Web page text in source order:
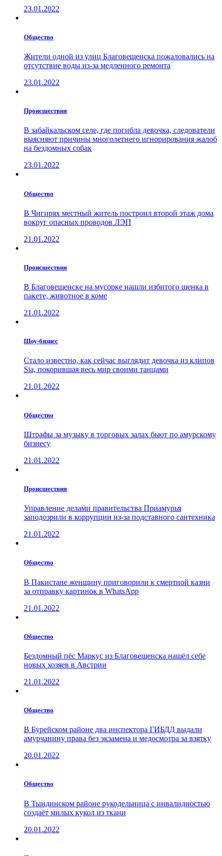
23.01.2022
Общество
Жители одной из улиц Благовещенска пожаловались на
отсутствие воды из-за медленного ремонта
23.01.2022
Проиcшествия
В забайкальском селе, где погибла девочка, следователи
выясняют причины многолетнего игнорирования жалоб
на бездомных собак
23.01.2022
Общество
В Чигирях местный житель построил второй этаж дома
вокруг опасных проводов ЛЭП
21.01.2022
Проиcшествия
В Благовещенске на мусорке нашли избитого щенка в
пакете, животное в коме
21.01.2022
Шоу-бизнес
Стало известно, как сейчас выглядит девочка из клипов
Sia, покорившая весь мир своими танцами
21.01.2022
Общество
Штрафы за музыку в торговых залах бьют по амурскому
бизнесу
21.01.2022
Проиcшествия
Управление делами правительства Приамурья
заподозрили в коррупции из-за подставного сантехника
21.01.2022
Общество
В Пакистане женщину приговорили к смертной казни
за отправку картинок в WhatsApp
21.01.2022
Общество
Бездомный пёс Маркус из Благовещенска нашёл себе
новых хозяев в Австрии
21.01.2022
Общество
В Бурейском районе два инспектора ГИБДД выдали
амурчанину права без экзамена и медосмотра за взятку
20.01.2022
Общество
В Тындинском районе рукодельница с инвалидностью
создаёт милых кукол из ткани
20.01.2022